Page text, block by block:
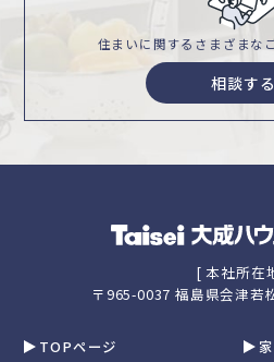
住まいに関するさまざまな
相談する
[ 本社所在
〒965-0037 福島県会津若
TOPページ